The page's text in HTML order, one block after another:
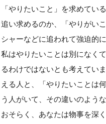
「やりたいこと」を求めてい
追い求めるのか、「やりがい
シャーなどに追われて強迫的
私はやりたいことは別になく
るわけではないとも考えてい
える人と、「やりたいことは
う人がいて、その違いのよう
おそらく、あなたは物事を深